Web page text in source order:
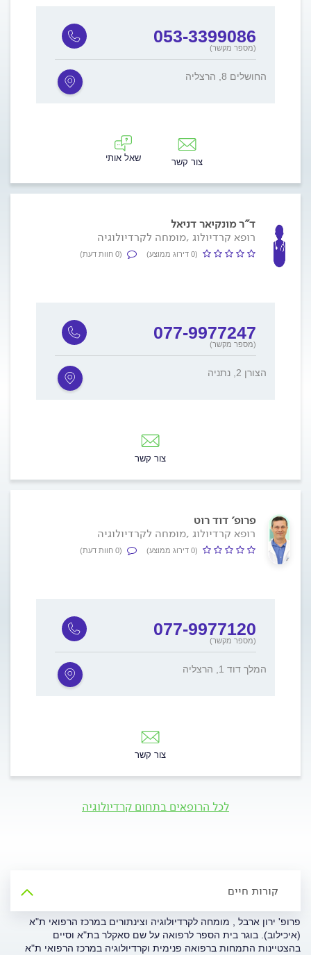
053-3399086
(מספר מקשר)
החושלים 8, הרצליה
צור קשר שאל אותי
ד"ר מונקיאר דניאל
רופא קרדיולוג ,מומחה לקרדיולוגיה
(0 דירוג ממוצע) (0 חוות דעת)
077-9977247
(מספר מקשר)
הצורן 2, נתניה
צור קשר
פרופ׳ דוד רוט
רופא קרדיולוג ,מומחה לקרדיולוגיה
(0 דירוג ממוצע) (0 חוות דעת)
077-9977120
(מספר מקשר)
המלך דוד 1, הרצליה
צור קשר
לכל הרופאים בתחום קרדיולוגיה
קורות חיים
פרופ' ירון ארבל , מומחה לקרדיולוגיה וצינתורים במרכז הרפואי ת"א
(איכילוב). בוגר בית הספר לרפואה על שם סאקלר בת"א וסיים
בהצטיינות התמחות ברפואה פנימית וקרדיולוגיה במרכז הרפואי ת"א